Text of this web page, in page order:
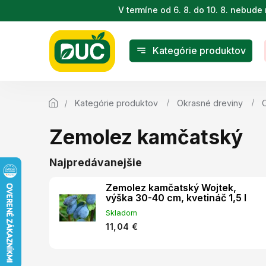
na
V termíne od 6. 8. do 10. 8.
Kategórie produktov
Kategórie produktov Okrasné dreviny
Zemolez kamčatský
Najpredávanejšie
Zemolez kamčatský Wojtek,
výška 30-40 cm, kvetináč 1,5 l
Skladom
11,04 €